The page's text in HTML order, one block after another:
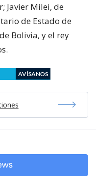
Javier Milei, de
de Estado de
Bolivia, y el rey
AVÍSANOS